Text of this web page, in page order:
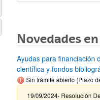
Novedades
Ayudas para financiación
científica y fondos
Sin trámite abierto (Plazo
19/09/2024- Resolución